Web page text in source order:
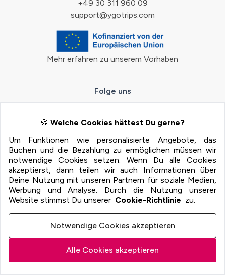
🍪 Welche Cookies hättest Du gerne?
Um Funktionen wie personalisierte Angebote, das
Buchen und die Bezahlung zu ermöglichen müssen wir
notwendige Cookies setzen. Wenn Du alle Cookies
akzeptierst, dann teilen wir auch Informationen über
Deine Nutzung mit unseren Partnern für soziale Medien,
Werbung und Analyse. Durch die Nutzung unserer
Website stimmst Du unserer Cookie-Richtlinie zu.
Notwendige Cookies akzeptieren
Alle Cookies akzeptieren
für Aktivität + Hotel
Zur Hotelauswahl
+49 30 311 960 09
support@ygotrips.com
Mehr erfahren zu unserem Vorhaben
Folge uns
Zahlungsmöglichkeiten
100% Sichere Zahlung mit: